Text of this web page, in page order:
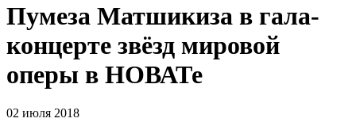
Пумеза Матшикиза в гала-
концерте звёзд мировой
оперы в НОВАТе
02 июля 2018